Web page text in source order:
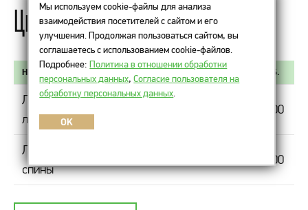
Цены на чистку и уходы
НАИМЕНОВАНИЕ ПРОЦЕДУРЫ СТОИМОСТЬ, РУБ.
Лечебная мануальная чистка
лица
6 500
Лечебная мануальная чистка
спины
10 000
Мы используем cookie-файлы для анализа
взаимодействия посетителей с сайтом и его
улучшения. Продолжая пользоваться сайтом, вы
соглашаетесь с использованием cookie-файлов.
Подробнее:Политика в отношении обработки
персональных данных,Согласие пользователя на
обработку персональных данных
OK